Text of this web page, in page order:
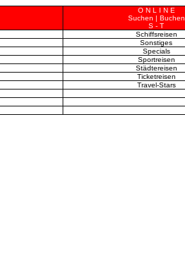
O N L I N E
Suchen | Buchen
S - T
Schiffsreisen
Sonstiges
Specials
Sportreisen
Städtereisen
Ticketreisen
Travel-Stars